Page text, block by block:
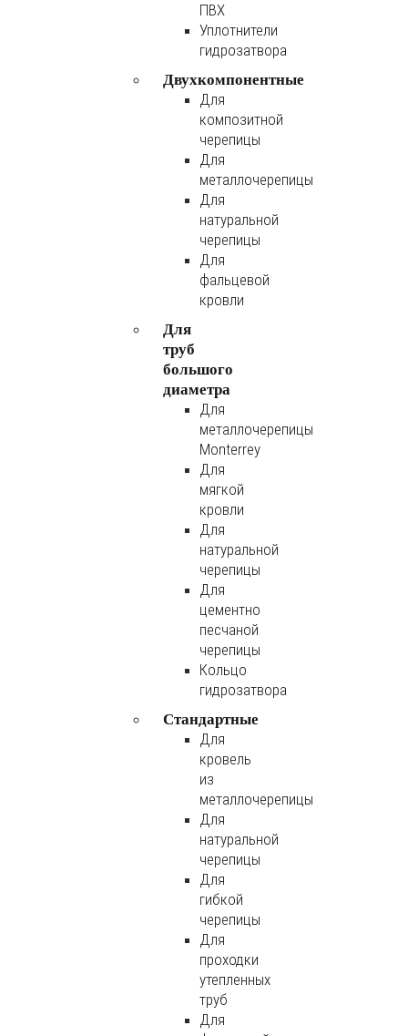
ПВХ
Уплотнители
гидрозатвора
Двухкомпонентные
Для
композитной
черепицы
Для
металлочерепицы
Для
натуральной
черепицы
Для
фальцевой
кровли
Для
труб
большого
диаметра
Для
металлочерепицы
Monterrey
Для
мягкой
кровли
Для
натуральной
черепицы
Для
цементно
песчаной
черепицы
Кольцо
гидрозатвора
Стандартные
Для
кровель
из
металлочерепицы
Для
натуральной
черепицы
Для
гибкой
черепицы
Для
проходки
утепленных
труб
Для